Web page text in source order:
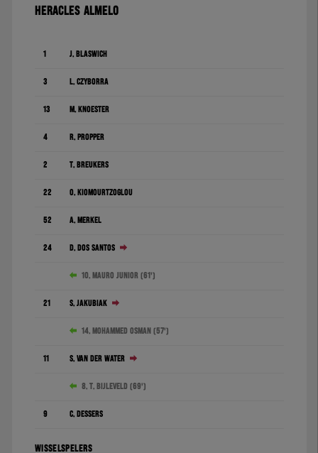
HERACLES ALMELO
1 J. Blaswich
3 L. Czyborra
13 M. Knoester
4 R. Pröpper
2 T. Breukers
22 O. Kiomourtzoglou
52 A. Merkel
24 D. dos Santos
10. Mauro Júnior (61')
21 S. Jakubiak
14. Mohammed Osman (57')
11 S. van der Water
8. T. Bijleveld (69')
9 C. Dessers
WISSELSPELERS